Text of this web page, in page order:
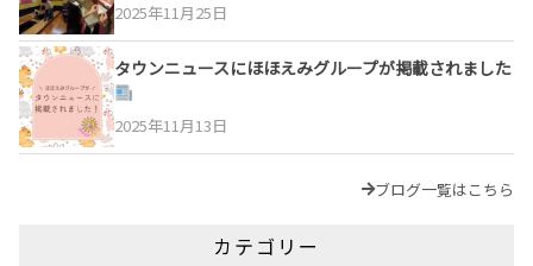
2025年11月25日
タウンニュースにほほえみグループが掲載されました
2025年11月13日
ブログ一覧はこちら
カテゴリー